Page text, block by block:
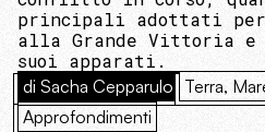
principali adottati
alla Grande Vittoria
suoi apparati.
di Sacha Cepparulo Terra,
Approfondimenti